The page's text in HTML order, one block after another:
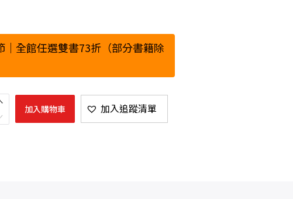
｜全館任選雙書73折（部分書籍除
加入購物車 加入追蹤清單